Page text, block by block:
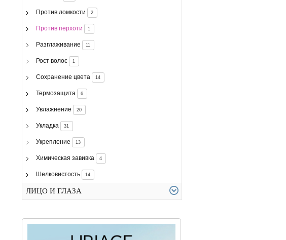
Против ломкости 2
Против перхоти 1
Разглаживание 11
Рост волос 1
Сохранение цвета 14
Термозащита 6
Увлажнение 20
Укладка 31
Укрепление 13
Химическая завивка 4
Шелковистость 14
ЛИЦО И ГЛАЗА